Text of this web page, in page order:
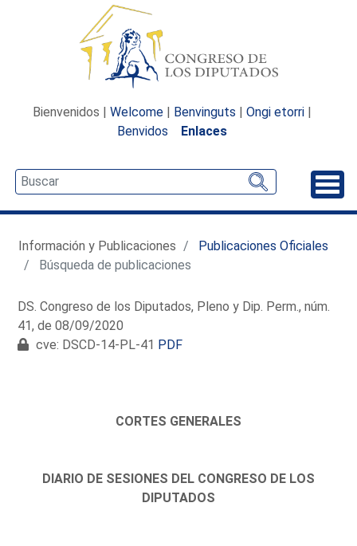
Bienvenidos | Welcome | Benvinguts | Ongi etorri |
Benvidos
Enlaces
Información y Publicaciones
Publicaciones Oficiales
Búsqueda de publicaciones
DS. Congreso de los Diputados, Pleno y Dip. Perm., núm.
41, de 08/09/2020
cve: DSCD-14-PL-41 PDF
CORTES GENERALES
DIARIO DE SESIONES DEL CONGRESO DE LOS
DIPUTADOS